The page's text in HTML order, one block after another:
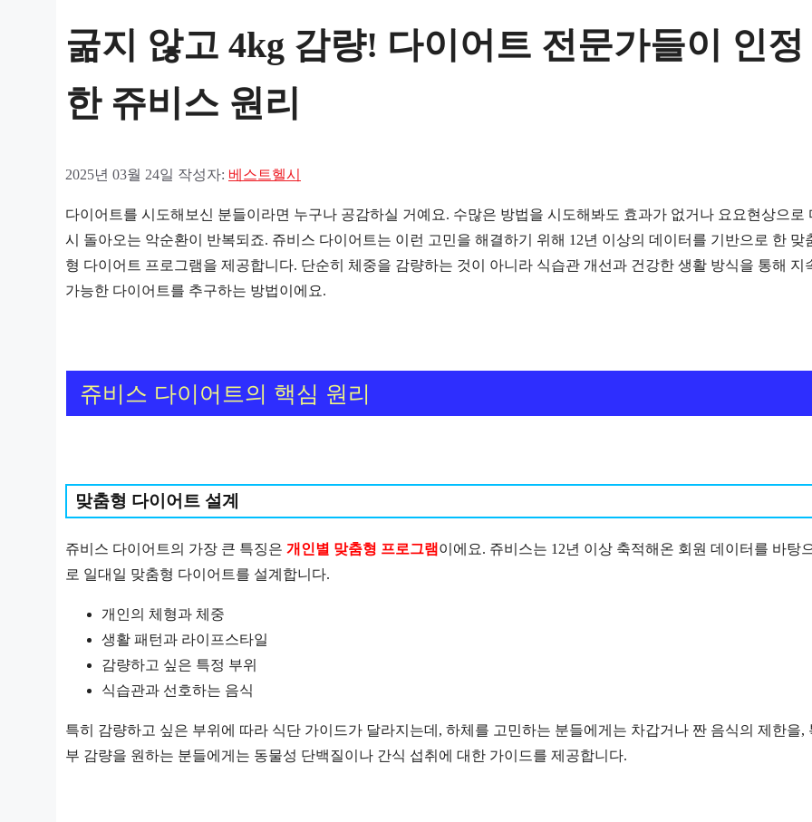
굶지 않고 4kg 감량! 다이어트 전문가들이 인정
한 쥬비스 원리
2025년 03월 24일 작성자: 베스트헬시
다이어트를 시도해보신 분들이라면 누구나 공감하실 거예요. 수많은 방법을 시도해봐도 효과가 없거나 요요현상으로
시 돌아오는 악순환이 반복되죠. 쥬비스 다이어트는 이런 고민을 해결하기 위해 12년 이상의 데이터를 기반으로 한 맞
형 다이어트 프로그램을 제공합니다. 단순히 체중을 감량하는 것이 아니라 식습관 개선과 건강한 생활 방식을 통해 지
가능한 다이어트를 추구하는 방법이에요.
쥬비스 다이어트의 핵심 원리
맞춤형 다이어트 설계
쥬비스 다이어트의 가장 큰 특징은 개인별 맞춤형 프로그램이에요. 쥬비스는 12년 이상 축적해온 회원 데이터를 바탕
로 일대일 맞춤형 다이어트를 설계합니다.
개인의 체형과 체중
생활 패턴과 라이프스타일
감량하고 싶은 특정 부위
식습관과 선호하는 음식
특히 감량하고 싶은 부위에 따라 식단 가이드가 달라지는데, 하체를 고민하는 분들에게는 차갑거나 짠 음식의 제한을,
부 감량을 원하는 분들에게는 동물성 단백질이나 간식 섭취에 대한 가이드를 제공합니다.